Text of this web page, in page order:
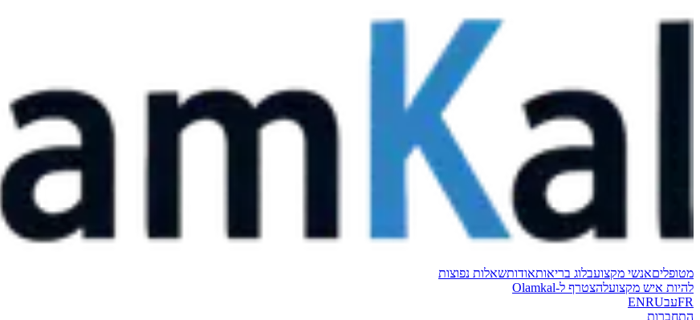
מטופליםאנשי מקצועבלוג בריאותאודותשאלות נפוצות
להיות איש מקצועלהצטרף ל-Olamkal
FRעב ENRU
התחברות